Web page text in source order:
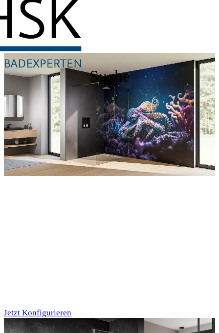
Suche
Jetzt Konfigurieren